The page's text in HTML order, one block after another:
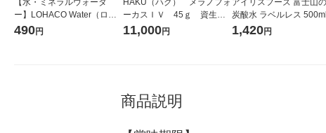
【水・ミネラルウォータ
ー】LOHACO Water（ロハ
コウォーター）2L ラベルレ
490円
HAKU（ハク） メラノフォ
ーカスＩＶ 45ｇ 資生
堂 おまけ付き
11,000円
アイリスフーズ 富士山
炭酸水 ラベルレス
箱（24本入）
1,420円
商品説明